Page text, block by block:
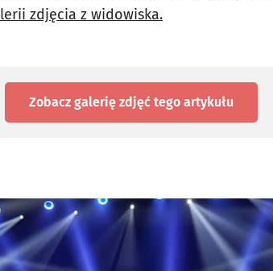
zdjęcia z widowiska.
Zobacz galerię zdjęć tego artykułu